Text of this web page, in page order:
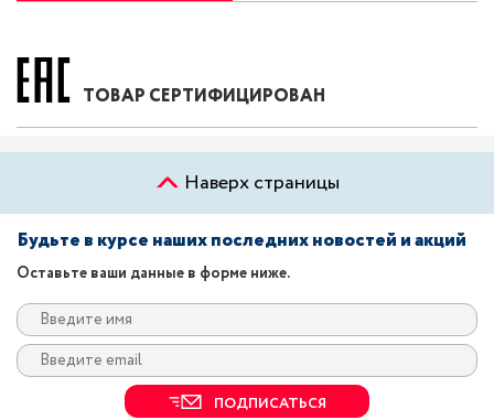
ТОВАР СЕРТИФИЦИРОВАН
Наверх страницы
Будьте в курсе наших последних новостей и акций
Оставьте ваши данные в форме ниже.
ПОДПИСАТЬСЯ